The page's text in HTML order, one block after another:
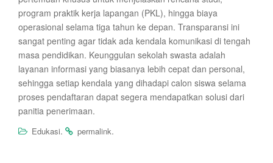
program praktik kerja lapangan (PKL), hingga biaya
operasional selama tiga tahun ke depan. Transparansi ini
sangat penting agar tidak ada kendala komunikasi di tengah
masa pendidikan. Keunggulan sekolah swasta adalah
layanan informasi yang biasanya lebih cepat dan personal,
sehingga setiap kendala yang dihadapi calon siswa selama
proses pendaftaran dapat segera mendapatkan solusi dari
panitia penerimaan.
Edukasi. permalink.